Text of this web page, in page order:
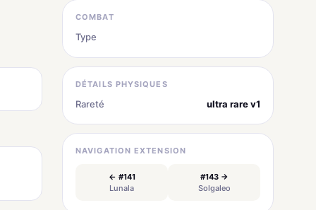
COMBAT
Type
DÉTAILS PHYSIQUES
Rareté ultra rare v1
NAVIGATION EXTENSION
← #141
Lunala
#143 →
Solgaleo